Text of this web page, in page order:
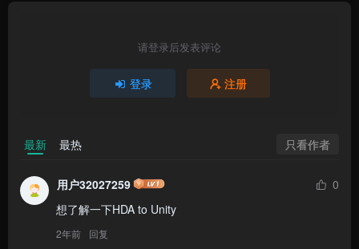
请登录后发表评论
登录 注册
最新 最热 只看作者
用户32027259
0
想了解一下HDA to Unity
2年前 回复